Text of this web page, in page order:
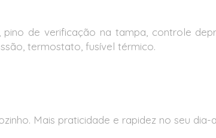
de verificação na tampa, controle
termostato, fusível térmico.
Mais praticidade e rapidez no seu dia-